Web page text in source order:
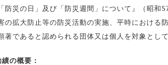
防災の日」及び「防災週間」について』（昭
の拡大防止等の防災活動の実施、平時における
著であると認められる団体又は個人を対象とし
の概要：